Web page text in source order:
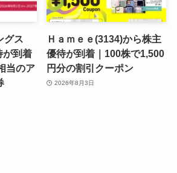
グス
が到着
当のア
Ｈａｍｅｅ(3134)から株主
優待が到着｜100株で1,500
円分の割引クーポン
2026年8月3日